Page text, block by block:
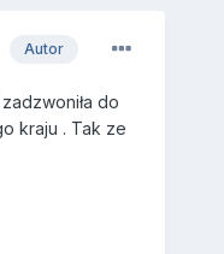
Autor
do
kraju . Tak ze